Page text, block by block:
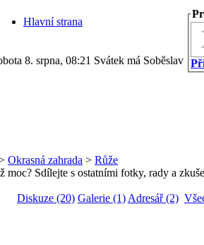
Hlavní strana
8. srpna, 08:21 Svátek má Soběslav
Okrasná zahrada > Růže
moc? Sdílejte s ostatními fotky, rady a
Diskuze (20) Galerie (1) Adresář (2)